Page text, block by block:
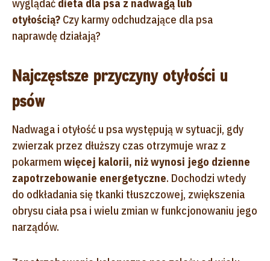
wyglądać dieta dla psa z nadwagą lub
otyłością? Czy karmy odchudzające dla psa
naprawdę działają?
Najczęstsze przyczyny otyłości u
psów
Nadwaga i otyłość u psa występują w sytuacji, gdy
zwierzak przez dłuższy czas otrzymuje wraz z
pokarmem więcej kalorii, niż wynosi jego dzienne
zapotrzebowanie energetyczne. Dochodzi wtedy
do odkładania się tkanki tłuszczowej, zwiększenia
obrysu ciała psa i wielu zmian w funkcjonowaniu jego
narządów.